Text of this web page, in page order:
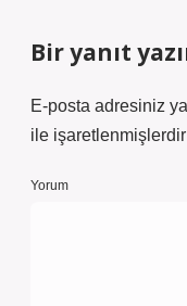
Bir yanıt
E-posta adresiniz
ile işaretlenmişlerdir
Yorum